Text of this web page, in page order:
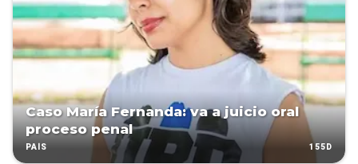
Caso María Fernanda: va a juicio oral
proceso penal
PAÍS 155D